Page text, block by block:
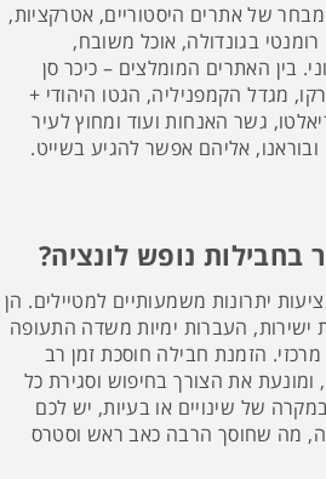
של אתרים היסטוריים, אטרקציות,
רומנטי בגונדולה, אוכל משובח,
בין האתרים המומלצים – כיכר סן
מגדל הקמפניליה, הגטו היהודי +
גשר האנחות ועוד ומחוץ לעיר
ובוראנו, אליהם אפשר להגיע בשייט.
בחבילות נופש לונציה?
יתרונות משמעותיים למטיילים. הן
ישירות, העברות ימיות משדה התעופה
מרכזי. הזמנת חבילה חוסכת זמן רב
ומונעת את הצורך בחיפוש וסגירת כל
של שינויים או בעיות, יש לכם
מה שחוסך הרבה כאב ראש וסטרס